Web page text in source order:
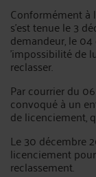
Conformément à
s'est tenue le 3
demandeur, le
'impossibilité de
reclasser.
Par courrier du
convoqué à un
de licenciement,
Le 30 décembre
licenciement
reclassement.